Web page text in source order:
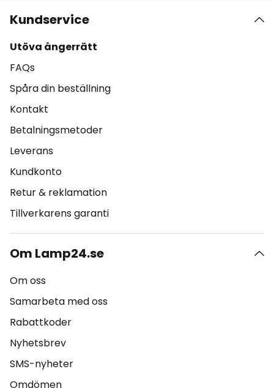
Kundservice
Utöva ångerrätt
FAQs
Spåra din beställning
Kontakt
Betalningsmetoder
Leverans
Kundkonto
Retur & reklamation
Tillverkarens garanti
Om Lamp24.se
Om oss
Samarbeta med oss
Rabattkoder
Nyhetsbrev
SMS-nyheter
Omdömen